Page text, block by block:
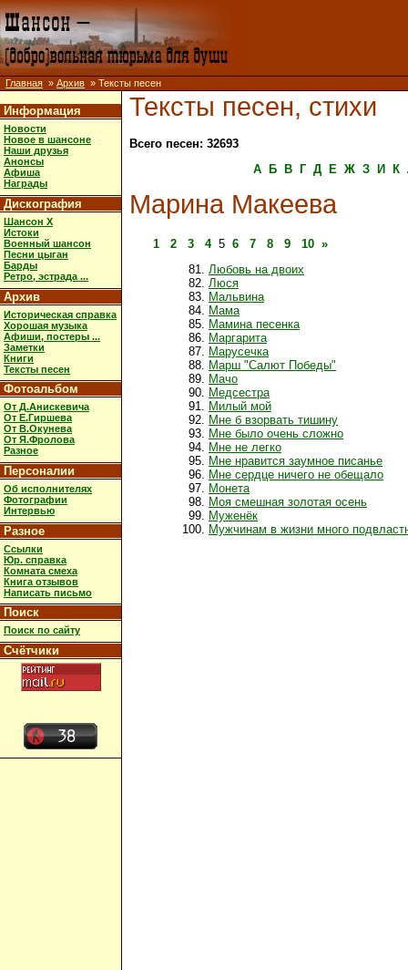
Главная » Архив » Тексты песен
Информация
Новости
Новое в шансоне
Наши друзья
Анонсы
Афиша
Награды
Дискография
Шансон X
Истоки
Военный шансон
Песни цыган
Барды
Ретро, эстрада ...
Архив
Историческая справка
Хорошая музыка
Афиши, постеры ...
Заметки
Книги
Тексты песен
Фотоальбом
От Д.Анискевича
От Е.Гиршева
От В.Окунева
От Я.Фролова
Разное
Персоналии
Об исполнителях
Фотографии
Интервью
Разное
Ссылки
Юр. справка
Комната смеха
Книга отзывов
Написать письмо
Поиск
Поиск по сайту
Счётчики
Тексты песен, стихи
Всего песен: 32693
А
Б В Г Д Е Ж З И К
Марина Макеева
1 2 3 45 6 7 8 9 10 »
Любовь на двоих
Люся
Мальвина
Мама
Мамина песенка
Маргарита
Марусечка
Марш "Салют Победы"
Мачо
Медсестра
Милый мой
Мне б взорвать тишину
Мне было очень сложно
Мне не легко
Мне нравится заумное писанье
Мне сердце ничего не обещало
Монета
Моя смешная золотая осень
Муженёк
Мужчинам в жизни много